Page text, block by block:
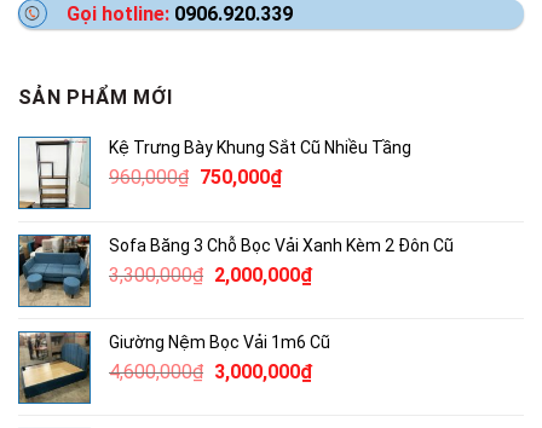
Gọi hotline: 0906.920.339
SẢN PHẨM MỚI
Kệ Trưng Bày Khung Sắt Cũ Nhiều Tầng
960,000₫ Giá
960,000₫.
750,000₫Giá
là:
750,000₫.
Sofa Băng 3 Chỗ Bọc Vải Xanh Kèm 2 Đôn Cũ
3,300,000₫ Giá
3,300,000₫.
2,000,000₫Giá
là:
2,000,000₫.
Giường Nệm Bọc Vải 1m6 Cũ
4,600,000₫ Giá
3,000,000₫Giá